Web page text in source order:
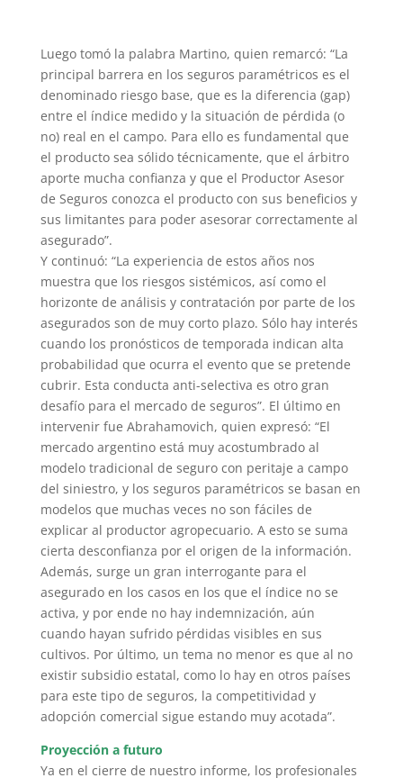
Luego tomó la palabra Martino, quien remarcó: “La
principal barrera en los seguros paramétricos es el
denominado riesgo base, que es la diferencia (gap)
entre el índice medido y la situación de pérdida (o
no) real en el campo. Para ello es fundamental que
el producto sea sólido técnicamente, que el árbitro
aporte mucha confianza y que el Productor Asesor
de Seguros conozca el producto con sus beneficios y
sus limitantes para poder asesorar correctamente al
asegurado”.
Y continuó: “La experiencia de estos años nos
muestra que los riesgos sistémicos, así como el
horizonte de análisis y contratación por parte de los
asegurados son de muy corto plazo. Sólo hay interés
cuando los pronósticos de temporada indican alta
probabilidad que ocurra el evento que se pretende
cubrir. Esta conducta anti-selectiva es otro gran
desafío para el mercado de seguros”. El último en
intervenir fue Abrahamovich, quien expresó: “El
mercado argentino está muy acostumbrado al
modelo tradicional de seguro con peritaje a campo
del siniestro, y los seguros paramétricos se basan en
modelos que muchas veces no son fáciles de
explicar al productor agropecuario. A esto se suma
cierta desconfianza por el origen de la información.
Además, surge un gran interrogante para el
asegurado en los casos en los que el índice no se
activa, y por ende no hay indemnización, aún
cuando hayan sufrido pérdidas visibles en sus
cultivos. Por último, un tema no menor es que al no
existir subsidio estatal, como lo hay en otros países
para este tipo de seguros, la competitividad y
adopción comercial sigue estando muy acotada”.
Proyección a futuro
Ya en el cierre de nuestro informe, los profesionales